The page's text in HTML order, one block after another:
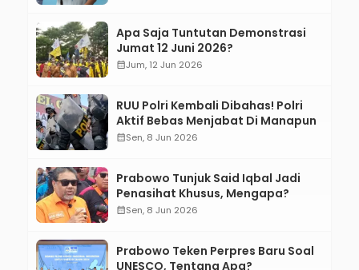
Apa Saja Tuntutan Demonstrasi
Jumat 12 Juni 2026?
calendar_monthJum, 12 Jun 2026
RUU Polri Kembali Dibahas! Polri
Aktif Bebas Menjabat Di Manapun
calendar_monthSen, 8 Jun 2026
Prabowo Tunjuk Said Iqbal Jadi
Penasihat Khusus, Mengapa?
calendar_monthSen, 8 Jun 2026
Prabowo Teken Perpres Baru Soal
UNESCO, Tentang Apa?